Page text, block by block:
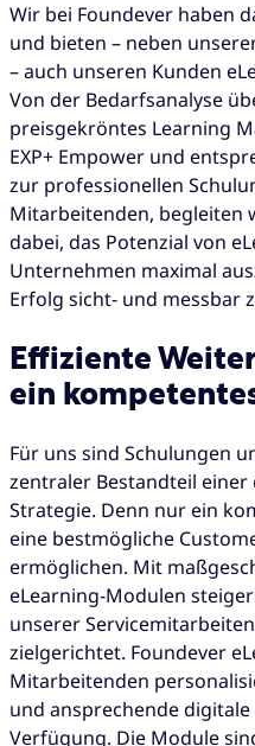
Wir bei Foundever haben
und bieten – neben
– auch unseren Kunden
Von der Bedarfsanalyse
preisgekröntes Learning
EXP+ Empower und
zur professionellen
Mitarbeitenden, begleiten
dabei, das Potenzial von
Unternehmen maximal
Erfolg sicht- und messbar
Effiziente
ein
Für uns sind Schulungen
zentraler Bestandteil einer
Strategie. Denn nur ein
eine bestmögliche
ermöglichen. Mit
eLearning-Modulen
unserer
zielgerichtet. Foundever
Mitarbeitenden
und ansprechende
Verfügung. Die Module